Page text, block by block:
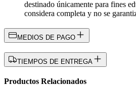
destinado únicamente para fines
considera completa y no se
MEDIOS DE PAGO
TIEMPOS DE ENTREGA
Productos Relacionados